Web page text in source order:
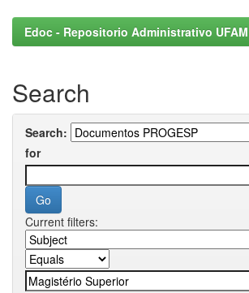
Edoc - Repositorio Administrativo UFAM
Search
Search:
for
Current filters: